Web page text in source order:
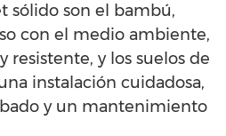
sólido son el bambú,
con el medio ambiente,
resistente, y los suelos de
instalación cuidadosa,
y un mantenimiento